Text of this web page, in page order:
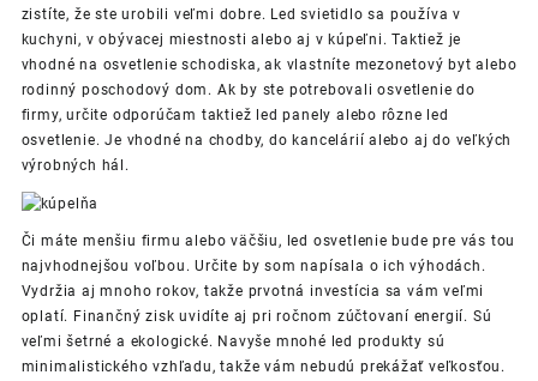
zistíte, že ste urobili veľmi dobre. Led svietidlo sa používa v
kuchyni, v obývacej miestnosti alebo aj v kúpeľni. Taktiež je
vhodné na osvetlenie schodiska, ak vlastníte mezonetový byt alebo
rodinný poschodový dom. Ak by ste potrebovali osvetlenie do
firmy, určite odporúčam taktiež led panely alebo rôzne led
osvetlenie. Je vhodné na chodby, do kancelárií alebo aj do veľkých
výrobných hál.
Či máte menšiu firmu alebo väčšiu, led osvetlenie bude pre vás tou
najvhodnejšou voľbou.Určite by som napísala o ich výhodách.
Vydržia aj mnoho rokov, takže prvotná investícia sa vám veľmi
oplatí. Finančný zisk uvidíte aj pri ročnom zúčtovaní energií. Sú
veľmi šetrné a ekologické. Navyše mnohé led produkty sú
minimalistického vzhľadu, takže vám nebudú prekážať veľkosťou.